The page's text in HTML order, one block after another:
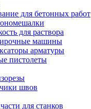
для бетонных работ
для раствора
машины
арматуры
пистолеты
швов
для станков